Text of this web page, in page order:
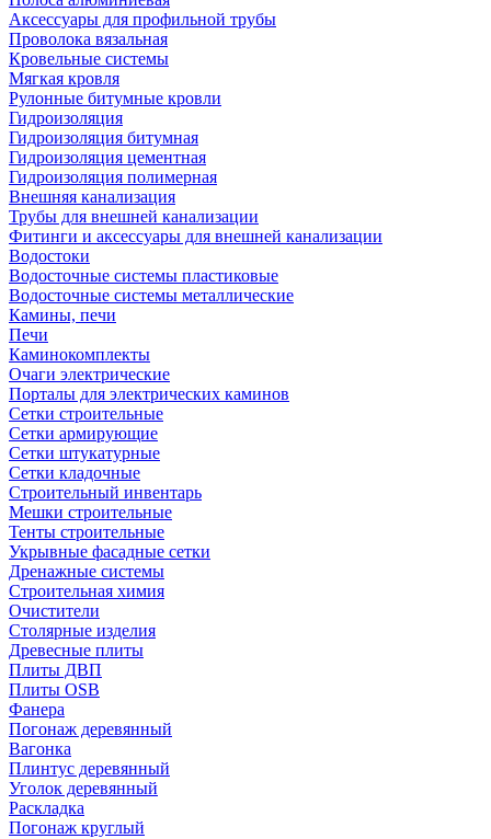
Аксессуары для профильной трубы
Проволока вязальная
Кровельные системы
Мягкая кровля
Рулонные битумные кровли
Гидроизоляция
Гидроизоляция битумная
Гидроизоляция цементная
Гидроизоляция полимерная
Внешняя канализация
Трубы для внешней канализации
Фитинги и аксессуары для внешней канализации
Водостоки
Водосточные системы пластиковые
Водосточные системы металлические
Камины, печи
Печи
Каминокомплекты
Очаги электрические
Порталы для электрических каминов
Сетки строительные
Сетки армирующие
Сетки штукатурные
Сетки кладочные
Строительный инвентарь
Мешки строительные
Тенты строительные
Укрывные фасадные сетки
Дренажные системы
Строительная химия
Очистители
Столярные изделия
Древесные плиты
Плиты ДВП
Плиты OSB
Фанера
Погонаж деревянный
Вагонка
Плинтус деревянный
Уголок деревянный
Раскладка
Погонаж круглый